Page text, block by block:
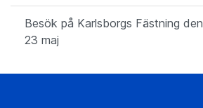
Besök på Karlsborgs Fästning den
23 maj